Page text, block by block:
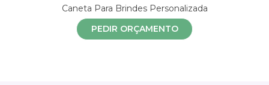
Caneta Para Brindes Personalizada
PEDIR ORÇAMENTO